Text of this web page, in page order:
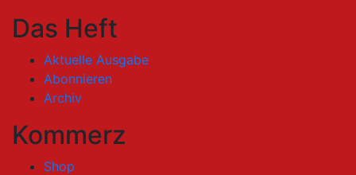
Das Heft
Aktuelle Ausgabe
Abonnieren
Archiv
Kommerz
Shop